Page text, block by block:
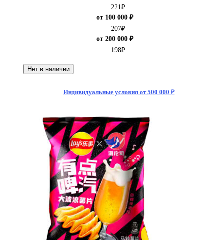
221 ₽
от 100 000 ₽
207₽
от 200 000 ₽
198₽
Нет в наличии
Индивидуальные условия от 500 000 ₽